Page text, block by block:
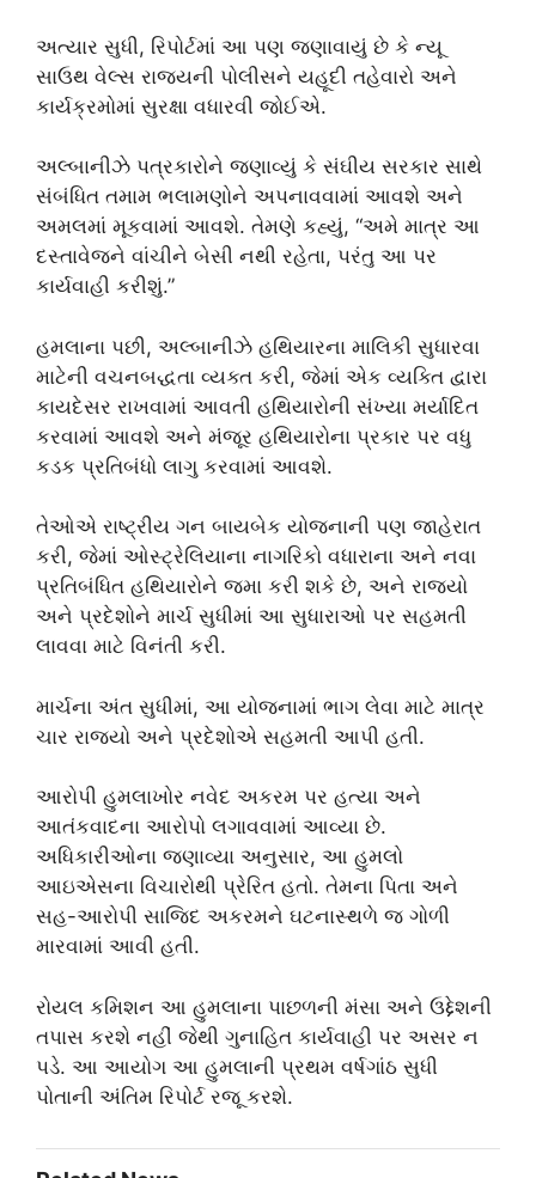
અત્યાર સુધી, રિપોર્ટમાં આ પણ જણાવાયું છે કે ન્યૂ
સાઉથ વેલ્સ રાજ્યની પોલીસને યહૂદી તહેવારો અને
કાર્યક્રમોમાં સુરક્ષા વધારવી જોઈએ.
અલ્બાનીઝે પત્રકારોને જણાવ્યું કે સંઘીય સરકાર સાથે
સંબંધિત તમામ ભલામણોને અપનાવવામાં આવશે અને
અમલમાં મૂકવામાં આવશે. તેમણે કહ્યું, “અમે માત્ર આ
દસ્તાવેજને વાંચીને બેસી નથી રહેતા, પરંતુ આ પર
કાર્યવાહી કરીશું.”
હમલાના પછી, અલ્બાનીઝે હથિયારના માલિકી સુધારવા
માટેની વચનબદ્ધતા વ્યક્ત કરી, જેમાં એક વ્યક્તિ દ્વારા
કાયદેસર રાખવામાં આવતી હથિયારોની સંખ્યા મર્યાદિત
કરવામાં આવશે અને મંજૂર હથિયારોના પ્રકાર પર વધુ
કડક પ્રતિબંધો લાગુ કરવામાં આવશે.
તેઓએ રાષ્ટ્રીય ગન બાયબેક યોજનાની પણ જાહેરાત
કરી, જેમાં ઓસ્ટ્રેલિયાના નાગરિકો વધારાના અને નવા
પ્રતિબંધિત હથિયારોને જમા કરી શકે છે, અને રાજ્યો
અને પ્રદેશોને માર્ચ સુધીમાં આ સુધારાઓ પર સહમતી
લાવવા માટે વિનંતી કરી.
માર્ચના અંત સુધીમાં, આ યોજનામાં ભાગ લેવા માટે માત્ર
ચાર રાજ્યો અને પ્રદેશોએ સહમતી આપી હતી.
આરોપી હુમલાખોર નવેદ અકરમ પર હત્યા અને
આતંકવાદના આરોપો લગાવવામાં આવ્યા છે.
અધિકારીઓના જણાવ્યા અનુસાર, આ હુમલો
આઇએસના વિચારોથી પ્રેરિત હતો. તેમના પિતા અને
સહ-આરોપી સાજિદ અકરમને ઘટનાસ્થળે જ ગોળી
મારવામાં આવી હતી.
રોયલ કમિશન આ હુમલાના પાછળની મંસા અને ઉદ્દેશની
તપાસ કરશે નહીં જેથી ગુનાહિત કાર્યવાહી પર અસર ન
પડે. આ આયોગ આ હુમલાની પ્રથમ વર્ષગાંઠ સુધી
પોતાની અંતિમ રિપોર્ટ રજૂ કરશે.